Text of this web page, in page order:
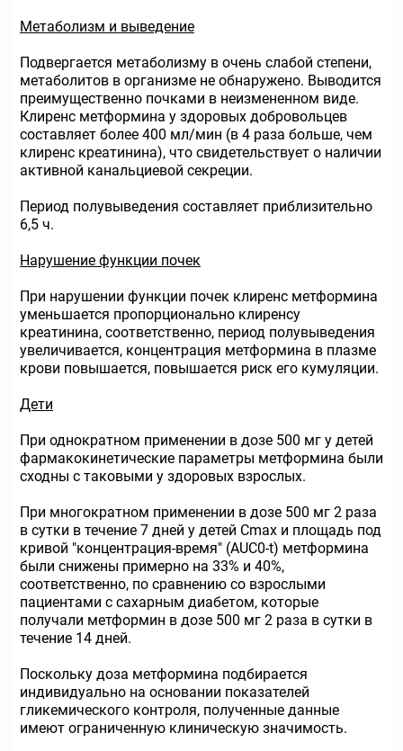
Метаболизм и выведение
Подвергается метаболизму в очень слабой степени,
метаболитов в организме не обнаружено. Выводится
преимущественно почками в неизмененном виде.
Клиренс метформина у здоровых добровольцев
составляет более 400 мл/мин (в 4 раза больше, чем
клиренс креатинина), что свидетельствует о наличии
активной канальциевой секреции.
Период полувыведения составляет приблизительно
6,5 ч.
Нарушение функции почек
При нарушении функции почек клиренс метформина
уменьшается пропорционально клиренсу
креатинина, соответственно, период полувыведения
увеличивается, концентрация метформина в плазме
крови повышается, повышается риск его кумуляции.
Дети
При однократном применении в дозе 500 мг у детей
фармакокинетические параметры метформина были
сходны с таковыми у здоровых взрослых.
При многократном применении в дозе 500 мг 2 раза
в сутки в течение 7 дней у детей Сmах и площадь под
кривой "концентрация-время" (AUC0-t) метформина
были снижены примерно на 33% и 40%,
соответственно, по сравнению со взрослыми
пациентами с сахарным диабетом, которые
получали метформин в дозе 500 мг 2 раза в сутки в
течение 14 дней.
Поскольку доза метформина подбирается
индивидуально на основании показателей
гликемического контроля, полученные данные
имеют ограниченную клиническую значимость.